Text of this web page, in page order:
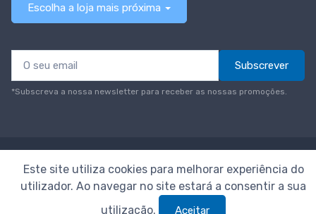
Escolha a loja mais próxima
Subscrever
*Subscreva a nossa newsletter para receber as nossas promoções.
© Todos os direitos reservadosNeomáquina
Este site utiliza cookies para melhorar experiência do
utilizador. Ao navegar no site estará a consentir a sua
utilização.
Aceitar